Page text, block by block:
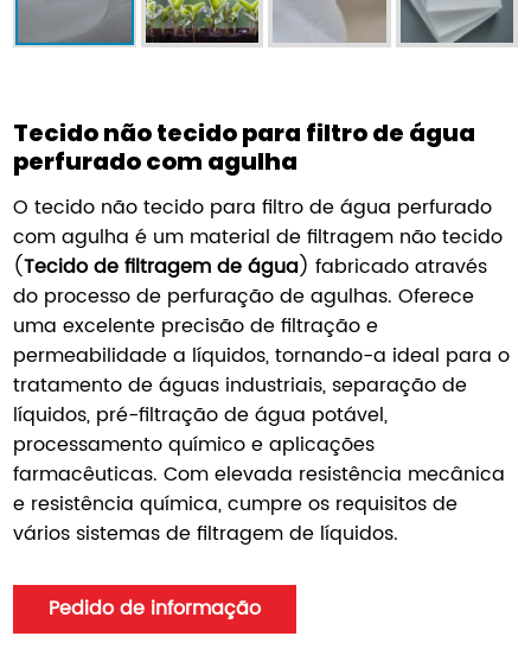
Tecido não tecido para filtro de água
perfurado com agulha
O tecido não tecido para filtro de água perfurado
com agulha é um material de filtragem não tecido
(Tecido de filtragem de água) fabricado através
do processo de perfuração de agulhas. Oferece
uma excelente precisão de filtração e
permeabilidade a líquidos, tornando-a ideal para o
tratamento de águas industriais, separação de
líquidos, pré-filtração de água potável,
processamento químico e aplicações
farmacêuticas. Com elevada resistência mecânica
e resistência química, cumpre os requisitos de
vários sistemas de filtragem de líquidos.
Pedido de informação